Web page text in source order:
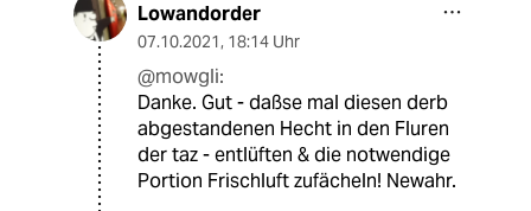
Lowandorder
07.10.2021, 18:14 Uhr
@mowgli:
Danke. Gut - daßse mal diesen derb
abgestandenen Hecht in den Fluren
der taz - entlüften & die notwendige
Portion Frischluft zufächeln! Newahr.